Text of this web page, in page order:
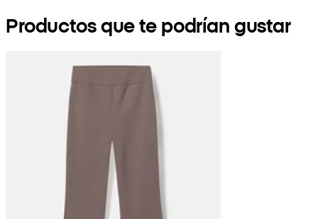
Productos que te podrían gustar